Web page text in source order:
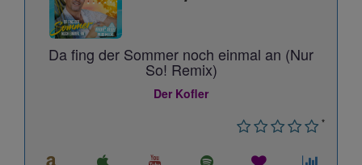
Da fing der Sommer noch einmal an (Nur
So! Remix)
Der Kofler
*